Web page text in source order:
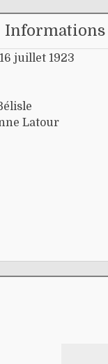
Informations
juillet 1923
Latour